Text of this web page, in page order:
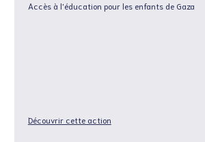
Découvrir cette action
Accès à l'éducation pour les enfants de Gaza